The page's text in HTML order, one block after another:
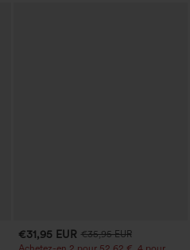
€31,95 EUR €35,95 EUR